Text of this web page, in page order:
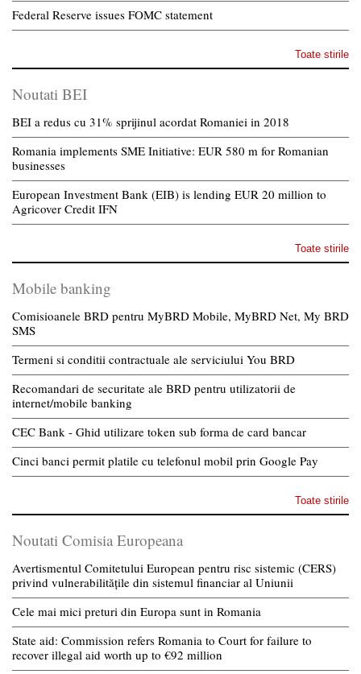
Federal Reserve issues FOMC statement
Toate stirile
Noutati BEI
BEI a redus cu 31% sprijinul acordat Romaniei in 2018
Romania implements SME Initiative: EUR 580 m for Romanian
businesses
European Investment Bank (EIB) is lending EUR 20 million to
Agricover Credit IFN
Toate stirile
Mobile banking
Comisioanele BRD pentru MyBRD Mobile, MyBRD Net, My BRD
SMS
Termeni si conditii contractuale ale serviciului You BRD
Recomandari de securitate ale BRD pentru utilizatorii de
internet/mobile banking
CEC Bank - Ghid utilizare token sub forma de card bancar
Cinci banci permit platile cu telefonul mobil prin Google Pay
Toate stirile
Noutati Comisia Europeana
Avertismentul Comitetului European pentru risc sistemic (CERS)
privind vulnerabilitățile din sistemul financiar al Uniunii
Cele mai mici preturi din Europa sunt in Romania
State aid: Commission refers Romania to Court for failure to
recover illegal aid worth up to €92 million